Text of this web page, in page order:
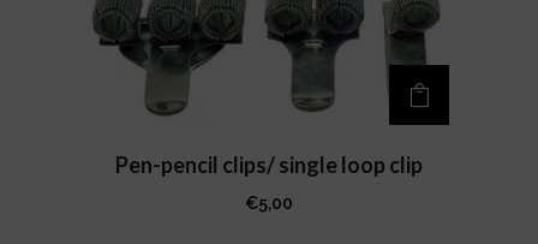
Pen-pencil clips/ single loop clip
€5,00